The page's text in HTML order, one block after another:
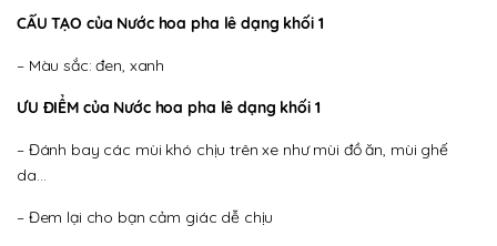
CẤU TẠO của Nước hoa pha lê dạng khối 1
– Màu sắc: đen, xanh
ƯU ĐIỂM của Nước hoa pha lê dạng khối 1
– Đánh bay các mùi khó chịu trên xe như mùi đồ ăn, mùi ghế
da…
– Đem lại cho bạn cảm giác dễ chịu